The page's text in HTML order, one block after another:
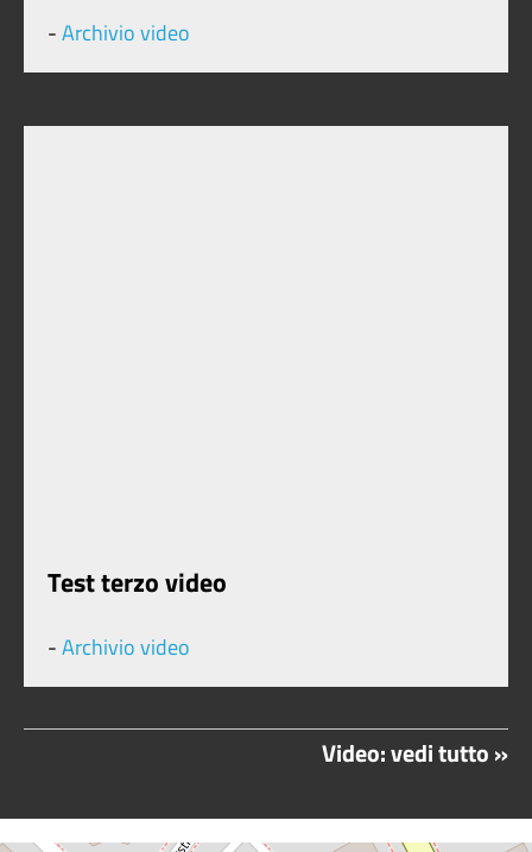
-Archivio video
Test terzo video
-Archivio video
Video: vedi tutto »